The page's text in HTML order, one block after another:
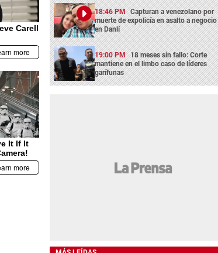
18:46 PM Capturan a venezolano por
muerte de expolicía en asalto a negocio
en Danlí
19:00 PM 18 meses sin fallo: Corte
mantiene en el limbo caso de líderes
garífunas